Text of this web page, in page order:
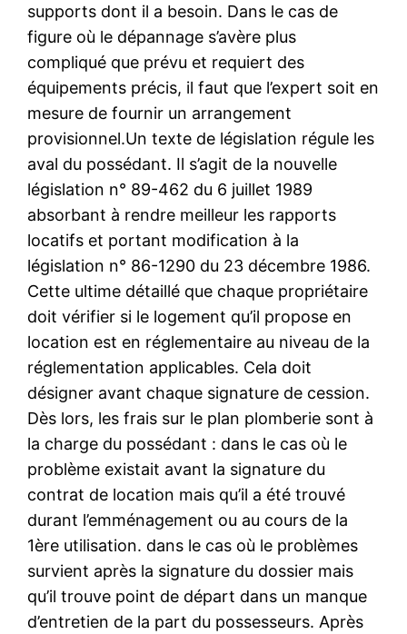
supports dont il a besoin. Dans le cas de
figure où le dépannage s’avère plus
compliqué que prévu et requiert des
équipements précis, il faut que l’expert soit en
mesure de fournir un arrangement
provisionnel.Un texte de législation régule les
aval du possédant. Il s’agit de la nouvelle
législation n° 89-462 du 6 juillet 1989
absorbant à rendre meilleur les rapports
locatifs et portant modification à la
législation n° 86-1290 du 23 décembre 1986.
Cette ultime détaillé que chaque propriétaire
doit vérifier si le logement qu’il propose en
location est en réglementaire au niveau de la
réglementation applicables. Cela doit
désigner avant chaque signature de cession.
Dès lors, les frais sur le plan plomberie sont à
la charge du possédant : dans le cas où le
problème existait avant la signature du
contrat de location mais qu’il a été trouvé
durant l’emménagement ou au cours de la
1ère utilisation. dans le cas où le problèmes
survient après la signature du dossier mais
qu’il trouve point de départ dans un manque
d’entretien de la part du possesseurs. Après